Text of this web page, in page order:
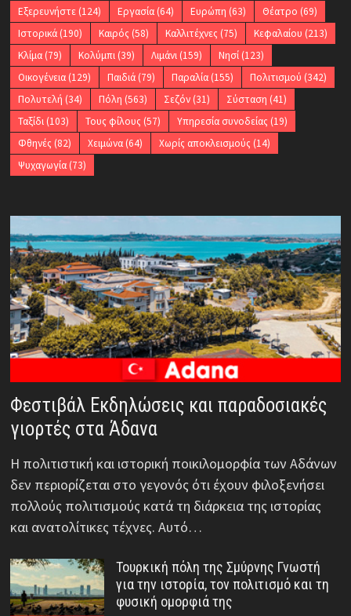
Εξερευνήστε(124) Εργασία(64) Ευρώπη (63) Θέατρο (69)
Ιστορικά(190) Καιρός (58) Καλλιτέχνες (75) Κεφαλαίου (213)
Κλίμα(79) Κολύμπι(39) Λιμάνι(159) Νησί(123)
Οικογένεια(129) Παιδιά(79) Παραλία(155) Πολιτισμού (342)
Πολυτελή (34) Πόλη (563) Σεζόν(31) Σύσταση (41)
Ταξίδι(103) Τους φίλους (57) Υπηρεσία συνοδείας (19)
Φθηνές (82) Χειμώνα(64) Χωρίς αποκλεισμούς (14)
Ψυχαγωγία(73)
Φεστιβάλ Εκδηλώσεις και παραδοσιακές
γιορτές στα Άδανα
Η πολιτιστική και ιστορική ποικιλομορφία των Αδάνων
δεν περιορίζεται στο γεγονός ότι έχουν φιλοξενήσει
πολλούς πολιτισμούς κατά τη διάρκεια της ιστορίας
και ανατολίτικες τέχνες. Αυτό…
Τουρκική πόλη της Σμύρνης Γνωστή
για την ιστορία, τον πολιτισμό και τη
φυσική ομορφιά της